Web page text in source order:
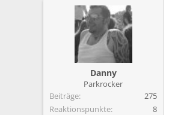
Danny
Parkrocker
Beiträge
275
Reaktionspunkte
8